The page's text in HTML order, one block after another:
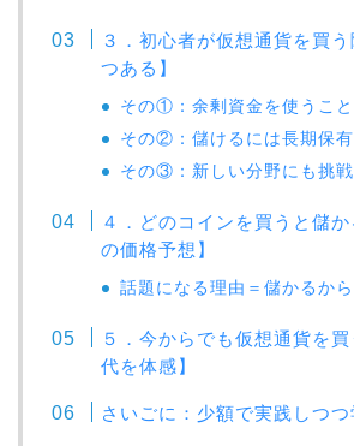
３．初心者が仮想通貨を買
つある】
その①：余剰資金を使うこと
その②：儲けるには長期保有
その③：新しい分野にも挑戦
４．どのコインを買うと儲
の価格予想】
話題になる理由＝儲かるから
５．今からでも仮想通貨を
代を体感】
さいごに：少額で実践しつつ